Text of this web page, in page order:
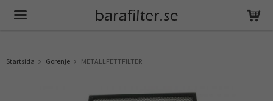
Startsida Gorenje METALLFETTFILTER